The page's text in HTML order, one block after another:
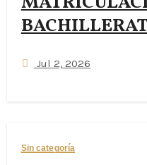
Jul 2, 2026
Sin categoría